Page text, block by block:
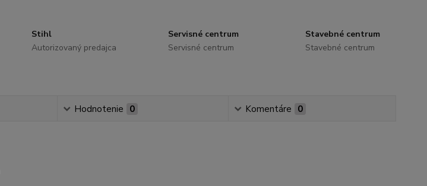
Stihl
Autorizovaný predajca
Servisné centrum
Servisné centrum
Stavebné centrum
Stavebné centrum
Hodnotenie 0 Komentáre 0